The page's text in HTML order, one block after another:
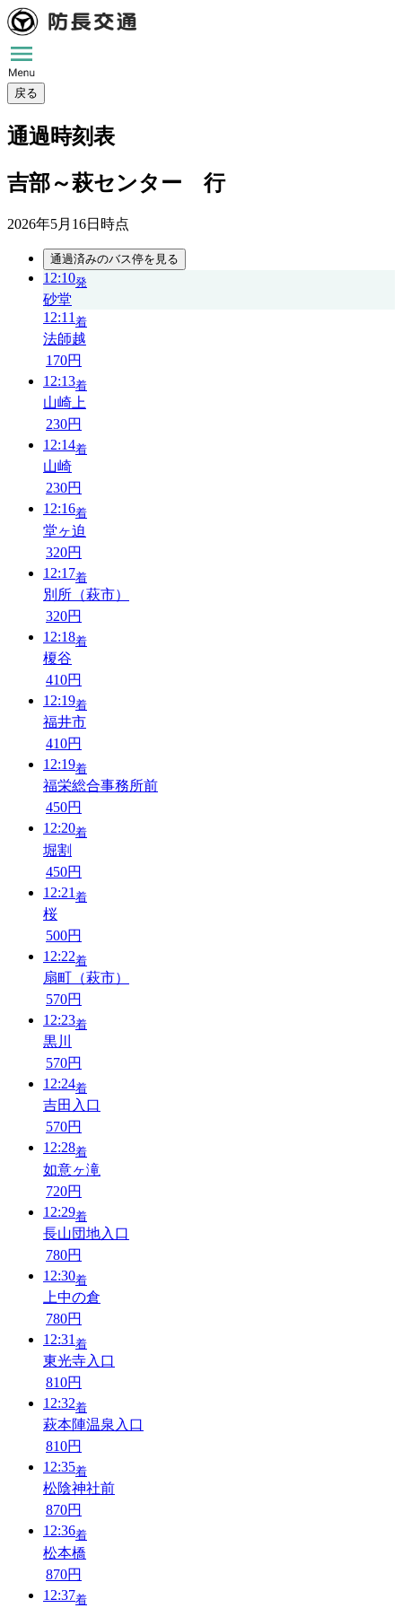
戻る
通過時刻表
吉部～萩センター 行
2026年5月16日 時点
通過済みのバス停を見る
12:10発
砂堂
12:11 着
法師越
170円
12:13着
山崎上
230円
12:14着
山崎
230円
12:16着
堂ヶ迫
320円
12:17着
別所（萩市）
320円
12:18着
榎谷
410円
12:19着
福井市
410円
12:19着
福栄総合事務所前
450円
12:20着
堀割
450円
12:21 着
桜
500円
12:22着
扇町（萩市）
570円
12:23着
黒川
570円
12:24着
吉田入口
570円
12:28着
如意ヶ滝
720円
12:29着
長山団地入口
780円
12:30着
上中の倉
780円
12:31 着
東光寺入口
810円
12:32着
萩本陣温泉入口
810円
12:35着
松陰神社前
870円
12:36着
松本橋
870円
12:37着